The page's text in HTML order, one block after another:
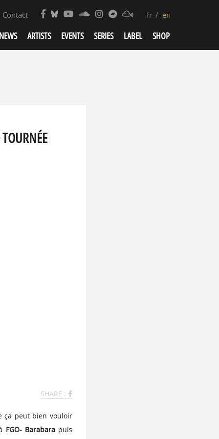
fr en
Contact
NEWS ARTISTS EVENTS SERIES LABEL SHOP
SHARE :
ça peut bien vouloir
FGO- Barabarapuis